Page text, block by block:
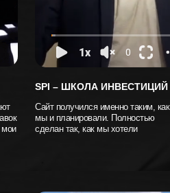
SPI – ШКОЛА ИНВЕСТИЦИЙ
Сайт получился именно таким, как
мы и планировали. Полностью
сделан так, как мы хотели
мои